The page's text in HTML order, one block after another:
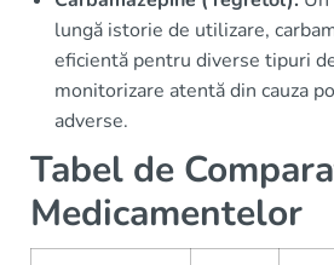
lungă istorie de utilizare,
eficientă pentru diverse tipuri
monitorizare atentă din cauza
adverse.
Tabel de
Medicamentelor